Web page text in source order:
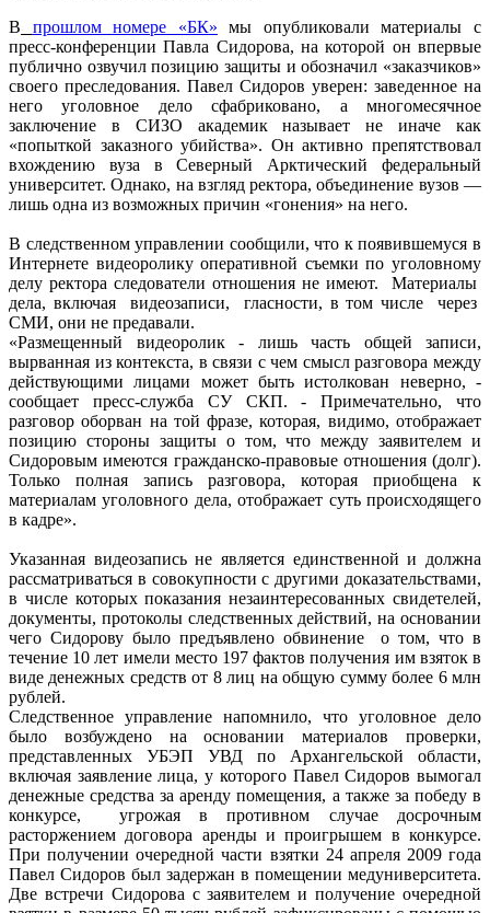
В
прошлом номере «БК» мы опубликовали материалы с
пресс-конференции Павла Сидорова, на которой он впервые
публично озвучил позицию защиты и обозначил «заказчиков»
своего преследования. Павел Сидоров уверен: заведенное на
него уголовное дело сфабриковано, а многомесячное
заключение в СИЗО академик называет не иначе как
«попыткой заказного убийства». Он активно препятствовал
вхождению вуза в Северный Арктический федеральный
университет. Однако, на взгляд ректора, объединение вузов —
лишь одна из возможных причин «гонения» на него.
В следственном управлении сообщили, что к появившемуся в
Интернете видеоролику оперативной съемки по уголовному
делу ректора следователи отношения не имеют. Материалы
дела, включая видеозаписи, гласности, в том числе через
СМИ, они не предавали.
«Размещенный видеоролик - лишь часть общей записи,
вырванная из контекста, в связи с чем смысл разговора между
действующими лицами может быть истолкован неверно, -
сообщает пресс-служба СУ СКП. - Примечательно, что
разговор оборван на той фразе, которая, видимо, отображает
позицию стороны защиты о том, что между заявителем и
Сидоровым имеются гражданско-правовые отношения (долг).
Только полная запись разговора, которая приобщена к
материалам уголовного дела, отображает суть происходящего
в кадре».
Указанная видеозапись не является единственной и должна
рассматриваться в совокупности с другими доказательствами,
в числе которых показания незаинтересованных свидетелей,
документы, протоколы следственных действий, на основании
чего Сидорову было предъявлено обвинение о том, что в
течение 10 лет имели место 197 фактов получения им взяток в
виде денежных средств от 8 лиц на общую сумму более 6 млн
рублей.
Следственное управление напомнило, что уголовное дело
было возбуждено на основании материалов проверки,
представленных УБЭП УВД по Архангельской области,
включая заявление лица, у которого Павел Сидоров вымогал
денежные средства за аренду помещения, а также за победу в
конкурсе, угрожая в противном случае досрочным
расторжением договора аренды и проигрышем в конкурсе.
При получении очередной части взятки 24 апреля 2009 года
Павел Сидоров был задержан в помещении медуниверситета.
Две встречи Сидорова с заявителем и получение очередной